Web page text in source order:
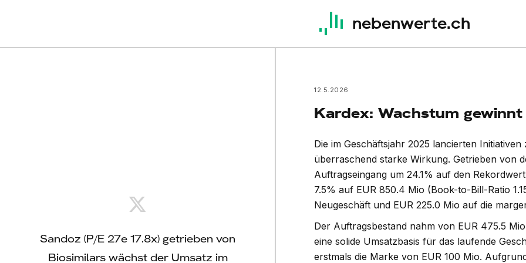
nebenwerte.ch
Sandoz (P/E 27e 17.8x) getrieben von
Biosimilars wächst der Umsatz im
Zehnder (P/E 27e 13.3x) steigert
Umsatz und Profitabilität im ersten
Kardex (P/E
Umsatz im
12.5.2026
Kardex: Wachstum
Die im Geschäftsjahr 2025 lancierten
überraschend starke Wirkung. Getrieben von
Auftragseingang um 24.1% auf den
7.5% auf EUR 850.4 Mio (Book-to-Bill-Ratio
Neugeschäft und EUR 225.0 Mio auf die
Der Auftragsbestand nahm von EUR 475.5
eine solide Umsatzbasis für das laufende
erstmals die Marke von EUR 100 Mio.